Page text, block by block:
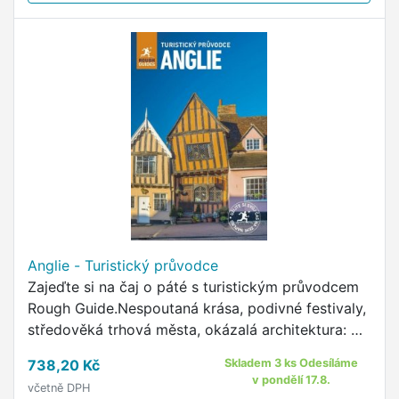
Anglie - Turistický průvodce
Zajeďte si na čaj o páté s turistickým průvodcem
Rough Guide.Nespoutaná krása, podivné festivaly,
středověká trhová města, okázalá architektura: do
vše …
738,20 Kč
včetně DPH
Skladem 3 ks Odesíláme
v pondělí 17.8.